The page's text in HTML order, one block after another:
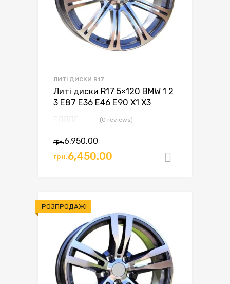
ЛИТІ ДИСКИ R17
Литі диски R17 5×120 BMW 1 2
3 E87 E36 E46 E90 X1 X3
(0 reviews)
грн.6,950.00Оригінальна
ціна:
грн.6,450.00
Поточна
ціна:
РОЗПРОДАЖ!